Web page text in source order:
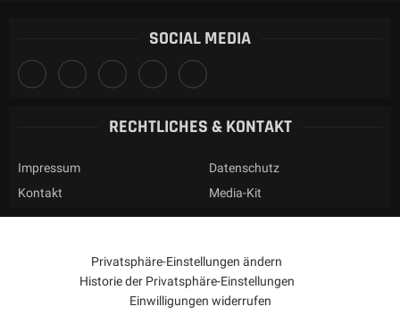
SOCIAL MEDIA
RECHTLICHES & KONTAKT
Impressum
Datenschutz
Kontakt
Media-Kit
Privatsphäre-Einstellungen ändern
Historie der Privatsphäre-Einstellungen
Einwilligungen widerrufen